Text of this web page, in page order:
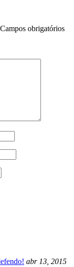
Campos obrigatórios
abr 13, 2015